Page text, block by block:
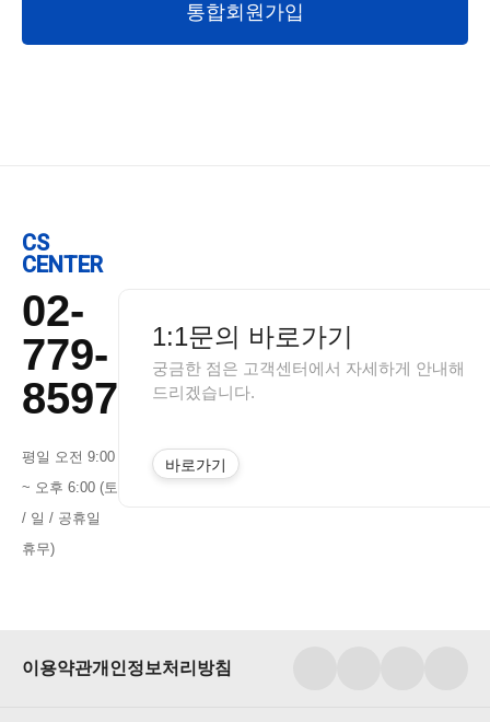
통합회원가입
CS
CENTER
02-
779-
8597
평일 오전 9:00
~ 오후 6:00 (토
/ 일 / 공휴일
휴무)
1:1문의 바로가기
궁금한 점은 고객센터에서 자세하게 안내해
드리겠습니다.
바로가기
이용약관개인정보처리방침